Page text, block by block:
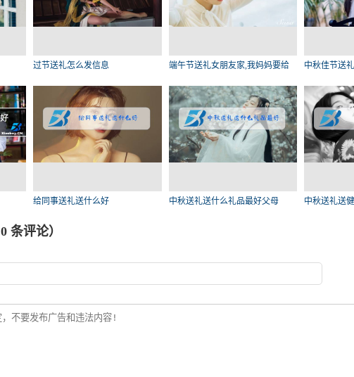
过节送礼怎么发信息
端午节送礼女朋友家,我妈妈要给
女
中秋佳节送
给同事送礼送什么好 中秋送礼送什么礼品最好父母 中秋送礼送
0 条评论）